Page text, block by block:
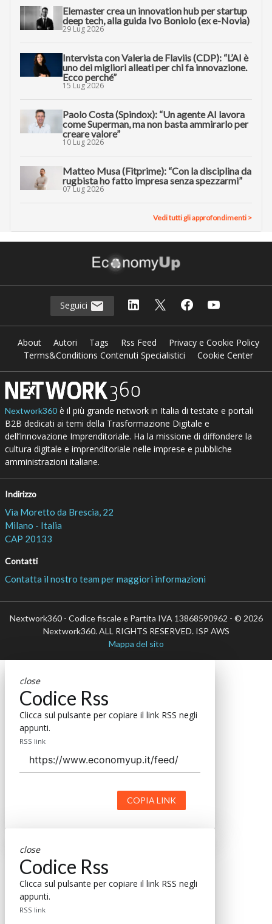
Elemaster crea un innovation hub per startup
deep tech, alla guida Ivo Boniolo (ex e-Novia)
29 Lug 2026
Intervista con Valeria de Flaviis (CDP): “L’AI è
uno dei migliori alleati per chi fa innovazione.
Ecco perché”
15 Lug 2026
Paolo Costa (Spindox): “Un agente AI lavora
come Superman, ma non basta ammirarlo per
creare valore”
10 Lug 2026
Matteo Musa (Fitprime): “Con la disciplina da
rugbista ho fatto impresa senza spezzarmi”
07 Lug 2026
Vedi tutti gli approfondimenti >
Seguici
About Autori Tags Rss Feed
Privacy e Cookie Policy
Terms&Conditions Contenuti Specialistici
Cookie Center
Nextwork360è il più grande network in Italia di testate e portali
B2B dedicati ai temi della Trasformazione Digitale e
dell’Innovazione Imprenditoriale. Ha la missione di diffondere la
cultura digitale e imprenditoriale nelle imprese e pubbliche
amministrazioni italiane.
Indirizzo
Via Moretto da Brescia, 22
Milano - Italia
CAP 20133
Contatti
Contatta il nostro team per maggiori informazioni
Nextwork360 - Codice fiscale e Partita IVA 13868590962 - © 2026
Nextwork360. ALL RIGHTS RESERVED. ISP AWS
Mappa del sito
close
Codice Rss
Clicca sul pulsante per copiare il link RSS negli
appunti.
RSS link
COPIA LINK
close
Codice Rss
Clicca sul pulsante per copiare il link RSS negli
appunti.
RSS link